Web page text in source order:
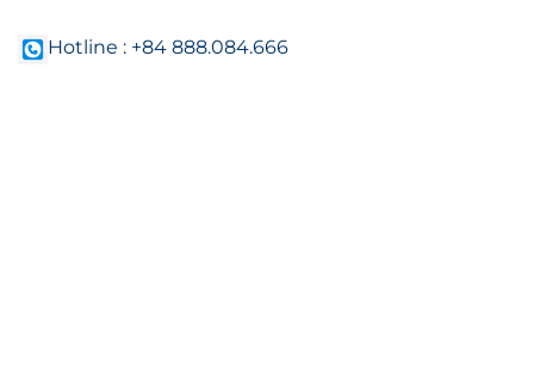
Hotline : +84 888.084.666